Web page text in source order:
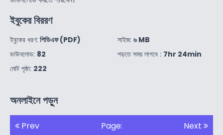
ইবুকের বিররণ
ইবুকের ধরণ: পিডিএফ (PDF)
ডাউনলোড: 82
মোট পৃষ্ঠা: 222
সাইজ: ৬ MB
পড়তে সময় লাগবে : 7hr 24min
অনলাইনে পড়ুন
Prev Page: Next